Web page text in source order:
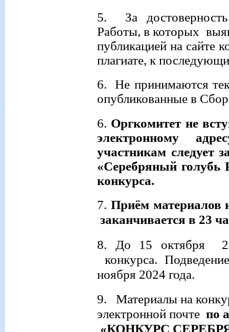
5. За достоверность
Работы, в которых
публикацией на сайте
плагиате, к
6. Не принимаются
опубликованные в
6. Оргкомитет не
электронному
участникам следует
«Серебряный голубь
конкурса.
7. Приём материалов
заканчивается в 23
8. До 15 октября
конкурса.
ноября 2024 года.
9.
Материалы на
электронной почте по
«КОНКУРС